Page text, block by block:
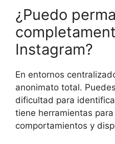
¿Puedo
Instagram?
En entornos
anonimato total.
dificultad para
tiene herramientas
comportamientos y